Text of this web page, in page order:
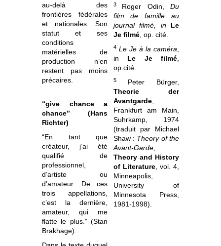
au-delà des
frontières fédérales
et nationales. Son
statut et ses
conditions
matérielles de
production n’en
restent pas moins
précaires.
“give chance a
chance” (Hans
Richter)
“En tant que
créateur, j’ai été
qualifié de
professionnel,
d’artiste ou
d’amateur. De ces
trois appellations,
c’est la dernière,
amateur, qui me
flatte le plus.” (Stan
Brakhage).
3 Roger Odin,Du
film de famille au
journal filmé, in
Le
Je filmé, op. cité.
4 Le Je à la caméra
in Le Je filmé
op.cité.
5
Peter Bürger,
Theorie der
Avantgarde,
Frankfurt am Main,
Suhrkamp, 1974
(traduit par Michael
Shaw : Theory of the
Avant-Garde,
Theory and History
of Literature, vol. 4,
Minneapolis,
University of
Minnesota Press,
1981-1998).